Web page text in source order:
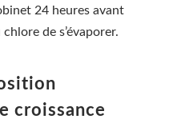
24 heures avant
de s’évaporer.
croissance